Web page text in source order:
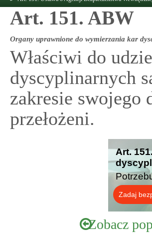
Art. 151. ABW
Organy uprawnione do wymierzania kar
Właściwi do
dyscyplinarnych
zakresie swojego
przełożeni.
Art.
Zadaj
Zobacz